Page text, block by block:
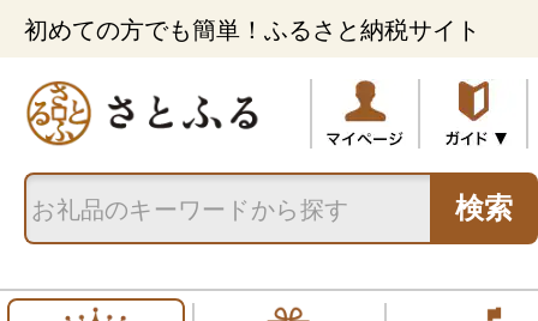
初めての方でも簡単！ふるさと納税サイト
検索